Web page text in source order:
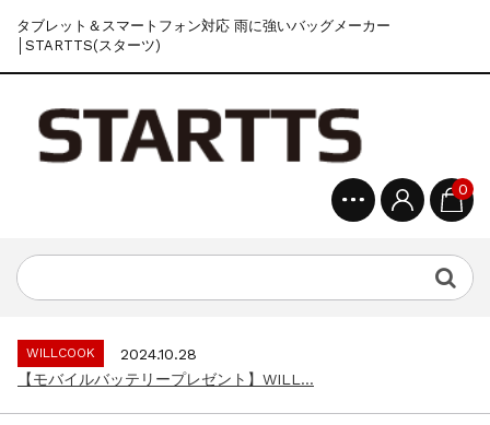
タブレット＆スマートフォン対応 雨に強いバッグメーカー
│STARTTS(スターツ)
0
WILLCOOK
2024.10.28
WILLCOOK
2024.10.28
【モバイルバッテリープレゼント】WILL...